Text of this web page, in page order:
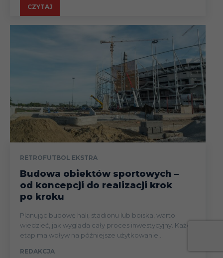
CZYTAJ
RETROFUTBOL EKSTRA
Budowa obiektów sportowych –
od koncepcji do realizacji krok
po kroku
Planując budowę hali, stadionu lub boiska, warto
wiedzieć, jak wygląda cały proces inwestycyjny. Każdy
etap ma wpływ na późniejsze użytkowanie...
REDAKCJA